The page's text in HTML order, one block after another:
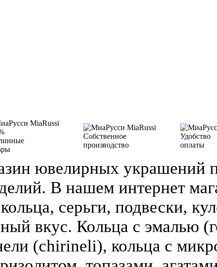
Собственное
производство
Удобство
оплаты
ювелирных украшений
В нашем интернет
серьги, подвески,
вкус. Кольца с эмалью
(chirineli), кольца с